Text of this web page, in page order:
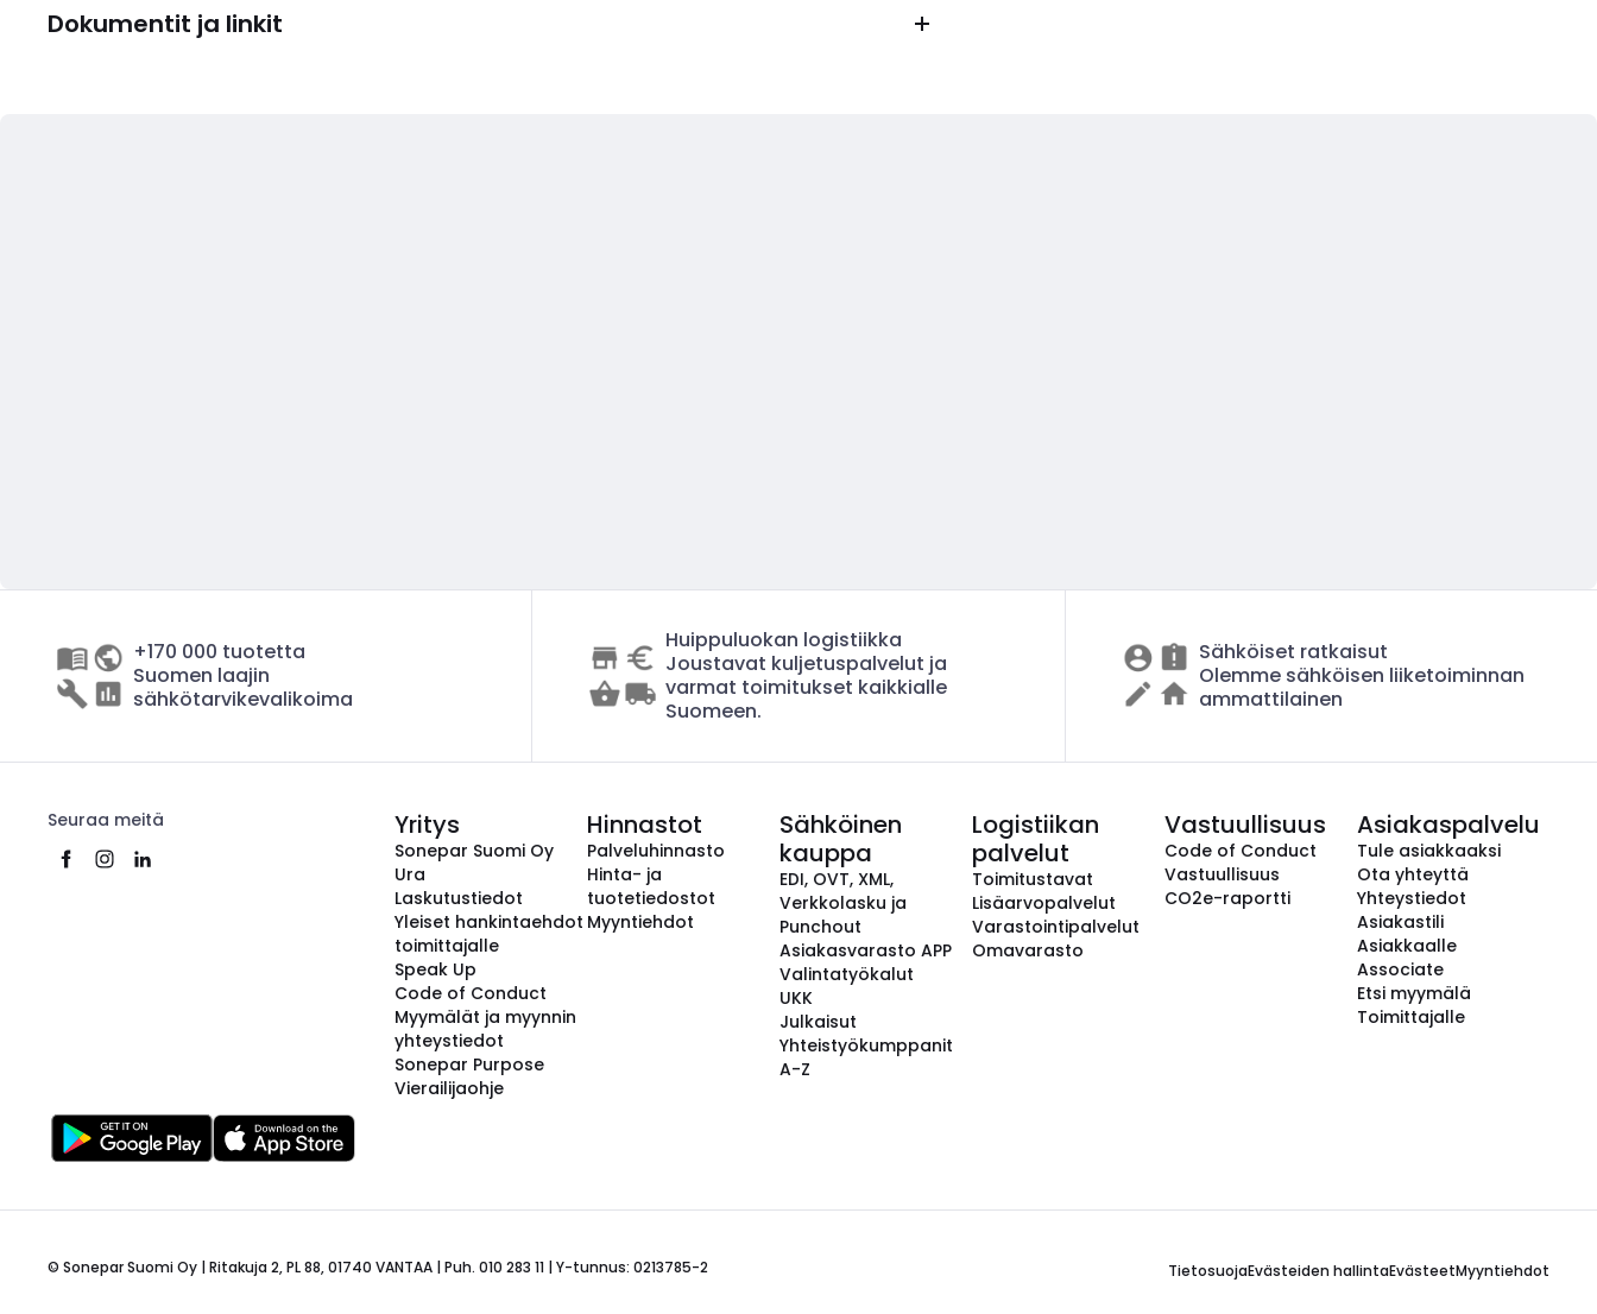
Dokumentit ja linkit
+170 000 tuotetta
Suomen laajin
sähkötarvikevalikoima
Huippuluokan logistiikka
Joustavat kuljetuspalvelut ja
varmat toimitukset kaikkialle
Suomeen.
Sähköiset ratkaisut
Olemme sähköisen liiketoiminnan
ammattilainen
Seuraa meitä Yritys
Sonepar Suomi Oy
Ura
Laskutustiedot
Yleiset hankintaehdot
toimittajalle
Speak Up
Code of Conduct
Myymälät ja myynnin
yhteystiedot
Sonepar Purpose
Vierailijaohje
Hinnastot
Palveluhinnasto
Hinta- ja
tuotetiedostot
Myyntiehdot
Sähköinen
kauppa
EDI, OVT, XML,
Verkkolasku ja
Punchout
Asiakasvarasto APP
Valintatyökalut
UKK
Julkaisut
Yhteistyökumppanit
A-Z
Logistiikan
palvelut
Toimitustavat
Lisäarvopalvelut
Varastointipalvelut
Omavarasto
Vastuullisuus
Code of Conduct
Vastuullisuus
CO2e-raportti
Asiakaspalvelu
Tule asiakkaaksi
Ota yhteyttä
Yhteystiedot
Asiakastili
Asiakkaalle
Associate
Etsi myymälä
Toimittajalle
© Sonepar Suomi Oy | Ritakuja 2, PL 88, 01740 VANTAA | Puh. 010 283 11 | Y-tunnus: 0213785-2 TietosuojaEvästeiden hallintaEvästeetMyyntiehdot